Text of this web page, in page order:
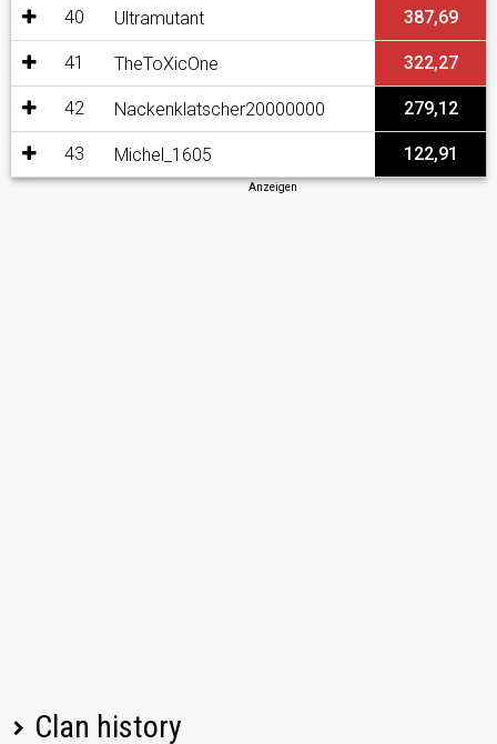
40 Ultramutant 387,69
41 TheToXicOne 322,27
42 Nackenklatscher20000000 279,12
43 Michel_1605 122,91
Anzeigen
Clan history